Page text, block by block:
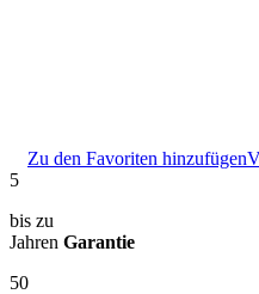
Zu den Favoriten hinzufügen
5
bis zu
Jahren Garantie
50